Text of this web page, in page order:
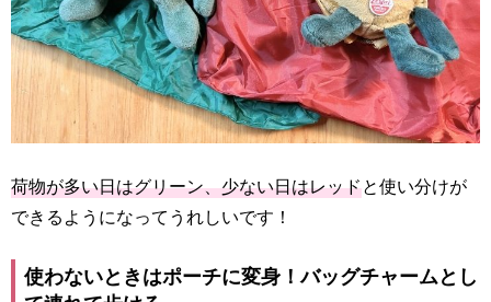
荷物が多い日はグリーン、少ない日はレッドと使い分けが
できるようになってうれしいです！
使わないときはポーチに変身！バッグチャームとし